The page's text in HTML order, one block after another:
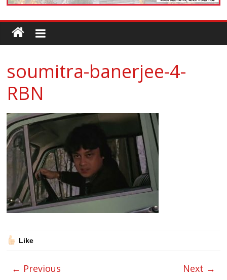
soumitra-banerjee-4-
RBN
Like
← Previous Next →